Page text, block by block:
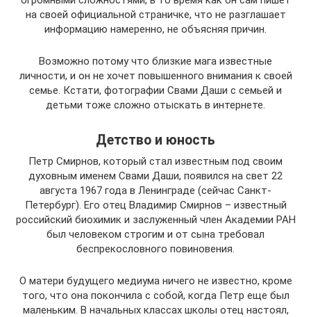
на своей официальной страничке, что не разглашает
информацию намеренно, не объясняя причин.
Возможно потому что близкие мага известные
личности, и он не хочет повышенного внимания к своей
семье. Кстати, фотографии Свами Даши с семьей и
детьми тоже сложно отыскать в интернете.
Детство и юность
Петр Смирнов, который стал известным под своим
духовным именем Свами Даши, появился на свет 22
августа 1967 года в Ленинграде (сейчас Санкт-
Петербург). Его отец Владимир Смирнов – известный
российский биохимик и заслуженный член Академии РАН
был человеком строгим и от сына требовал
беспрекословного повиновения.
О матери будущего медиума ничего не известно, кроме
того, что она покончила с собой, когда Петр еще был
маленьким. В начальных классах школы отец настоял,